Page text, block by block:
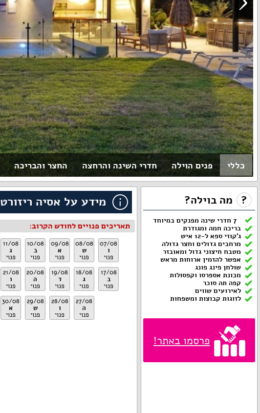
כללי פנים הוילה חדרי השינה והרחצה החצר והבריכה
? מה בוילה?
7 חדרי שינה מפנקים במיוחד
בריכה חמה ומגודרת
ג'קוזי ספא ל-12 איש
מרחבים גדולים וחצר גדולה
מטבח חיצוני גדול ומאובזר
אפשר להזמין ארוחות מראש
שולחן פינג פונג
מכונת אספרסו וקפסולות
קפה תה סוכר
לאירועים שווים
לזוגות קבוצות ומשפחות
פרסמו באתר!
מידע על אסיה ריזורט
תאריכים פנויים לחודש הקרוב:
07/08
ו
פנוי
08/08
ש
פנוי
09/08
א
פנוי
10/08
ב
פנוי
11/08
ג
פנוי
17/08
ב
פנוי
18/08
ג
פנוי
19/08
ד
פנוי
20/08
ה
פנוי
21/08
ו
פנוי
27/08
ה
פנוי
28/08
ו
פנוי
29/08
ש
פנוי
30/08
א
פנוי